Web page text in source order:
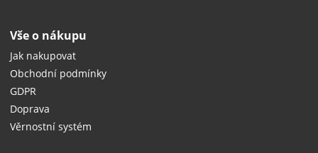
Vše o nákupu
Jak nakupovat
Obchodní podmínky
GDPR
Doprava
Věrnostní systém